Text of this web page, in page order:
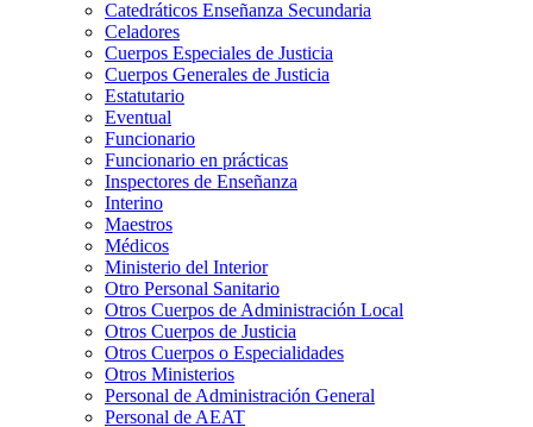
Catedráticos Enseñanza Secundaria
Celadores
Cuerpos Especiales de Justicia
Cuerpos Generales de Justicia
Estatutario
Eventual
Funcionario
Funcionario en prácticas
Inspectores de Enseñanza
Interino
Maestros
Médicos
Ministerio del Interior
Otro Personal Sanitario
Otros Cuerpos de Administración Local
Otros Cuerpos de Justicia
Otros Cuerpos o Especialidades
Otros Ministerios
Personal de Administración General
Personal de AEAT